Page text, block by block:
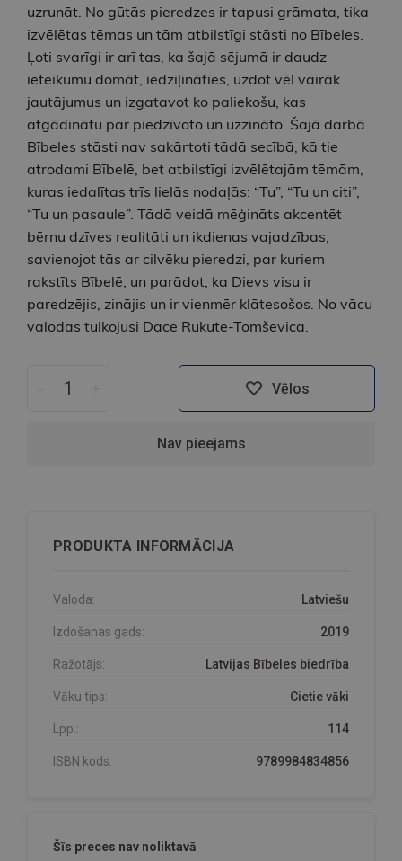
uzrunāt. No gūtās pieredzes ir tapusi grāmata, tika
izvēlētas tēmas un tām atbilstīgi stāsti no Bībeles.
Ļoti svarīgi ir arī tas, ka šajā sējumā ir daudz
ieteikumu domāt, iedziļināties, uzdot vēl vairāk
jautājumus un izgatavot ko paliekošu, kas
atgādinātu par piedzīvoto un uzzināto. Šajā darbā
Bībeles stāsti nav sakārtoti tādā secībā, kā tie
atrodami Bībelē, bet atbilstīgi izvēlētajām tēmām,
kuras iedalītas trīs lielās nodaļās: “Tu”, “Tu un citi”,
“Tu un pasaule”. Tādā veidā mēģināts akcentēt
bērnu dzīves realitāti un ikdienas vajadzības,
savienojot tās ar cilvēku pieredzi, par kuriem
rakstīts Bībelē, un parādot, ka Dievs visu ir
paredzējis, zinājis un ir vienmēr klātesošos. No vācu
valodas tulkojusi Dace Rukute-Tomševica.
Vēlos
Nav pieejams
PRODUKTA INFORMĀCIJA
Valoda: Latviešu
Izdošanas gads: 2019
Ražotājs: Latvijas Bībeles biedrība
Vāku tips: Cietie vāki
Lpp.: 114
ISBN kods: 9789984834856
Šīs preces nav noliktavā